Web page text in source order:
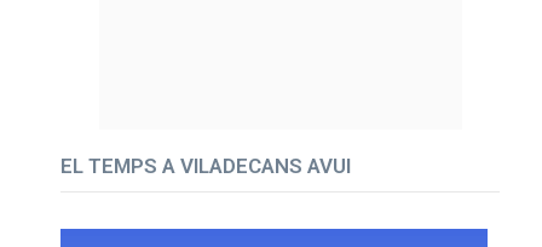
EL TEMPS A VILADECANS AVUI